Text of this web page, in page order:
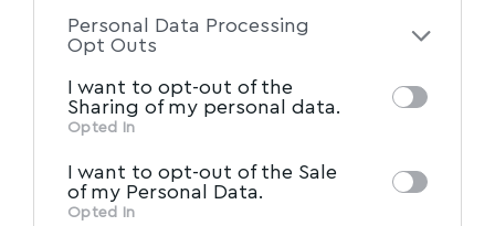
of the further disclosure of your personal
of downstream participants. This
information may also be disclosed by us to
Participantsthat may further disclose it to
other third parties.
Personal Data Processing
Opt Outs
I want to opt-out of the
Sharing of my personal data.
Opted In
I want to opt-out of the Sale
of my Personal Data.
Opted In